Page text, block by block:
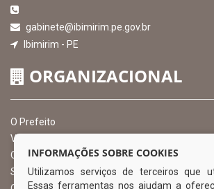
gabinete@ibimirim.pe.gov.br
Ibimirim - PE
ORGANIZACIONAL
O Prefeito
Vice Prefeito
Ouvidoria Municipal
Serviço de Informação ao Cidadão – SIC
INFORMAÇÕES SOBRE COOKIES
Utilizamos serviços de terceiros que
Essas ferramentas nos ajudam a